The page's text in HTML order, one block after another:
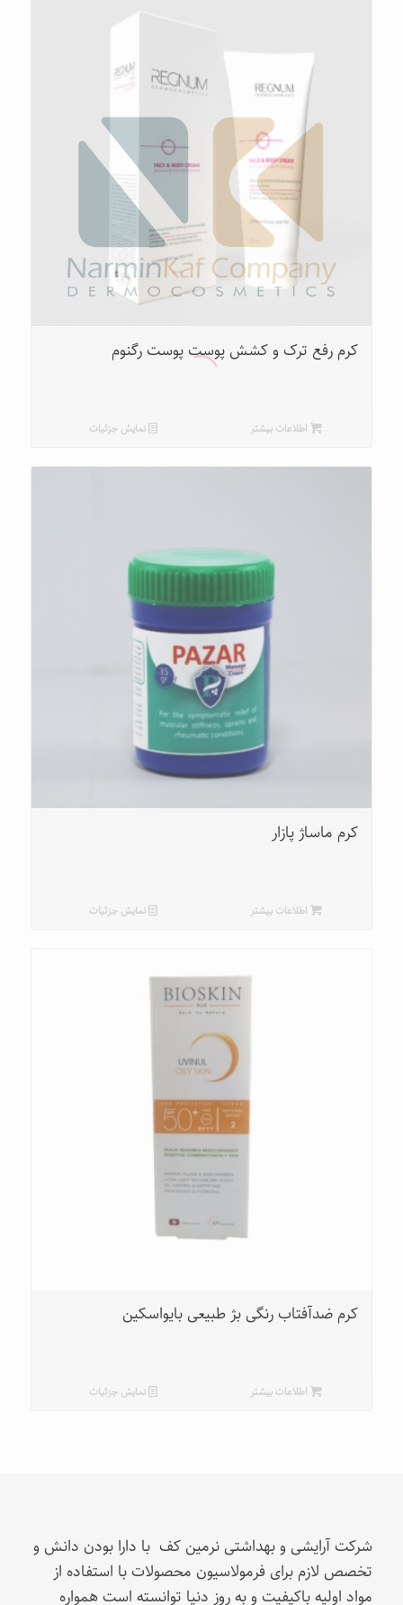
کرم رفع ترک و کشش پوست پوست رگنوم
اطلاعات بیشتر نمایش جزئیات
کرم ماساژ پازار
اطلاعات بیشتر نمایش جزئیات
کرم ضدآفتاب رنگی بژ طبیعی بایواسکین
اطلاعات بیشتر نمایش جزئیات
شرکت آرایشی و بهداشتی نرمین کف با دارا بودن دانش و
تخصص لازم برای فرمولاسیون محصولات با استفاده از
مواد اولیه باکیفیت و به روز دنیا توانسته است همواره